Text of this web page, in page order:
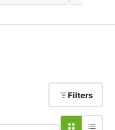
Filters